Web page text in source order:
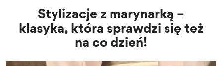
Stylizacje z marynarką –
klasyka, która sprawdzi się też
na co dzień!